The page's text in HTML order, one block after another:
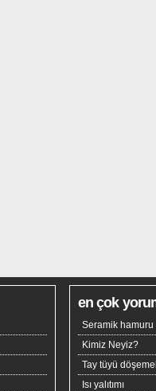
en çok
Seramik hamuru
Kimiz Neyiz?
Tay tüyü
Isı yalıtımı